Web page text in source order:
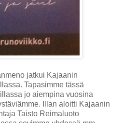
jatkui Kajaanin
Tapasimme tässä
jo aiempina vuosina
Illan aloitti Kajaanin
Taisto Reimaluoto